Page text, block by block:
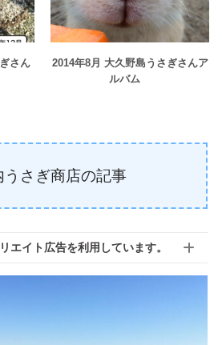
さん
2014年8月 大久野島うさぎさんア
ルバム
うさぎ商店の記事
エイト広告を利用しています。